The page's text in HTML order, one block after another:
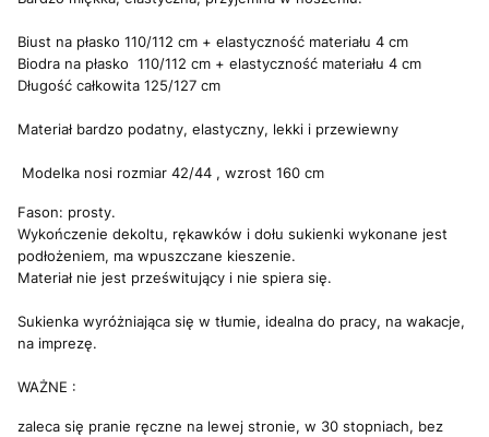
Biust na płasko 110/112 cm + elastyczność materiału 4 cm
Biodra na płasko 110/112 cm + elastyczność materiału 4 cm
Długość całkowita 125/127 cm
Materiał bardzo podatny, elastyczny, lekki i przewiewny
Modelka nosi rozmiar 42/44 , wzrost 160 cm
Fason: prosty.
Wykończenie dekoltu, rękawków i dołu sukienki wykonane jest
podłożeniem, ma wpuszczane kieszenie.
Materiał nie jest prześwitujący i nie spiera się.
Sukienka wyróżniająca się w tłumie, idealna do pracy, na wakacje,
na imprezę.
WAŻNE :
zaleca się pranie ręczne na lewej stronie, w 30 stopniach, bez